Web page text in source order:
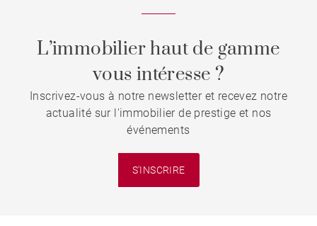
L’immobilier haut de gamme
vous intéresse ?
Inscrivez-vous à notre newsletter et recevez notre
actualité sur l'immobilier de prestige et nos
événements
S'INSCRIRE